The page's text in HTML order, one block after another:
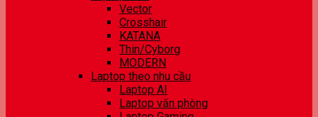
Vector
Crosshair
KATANA
Thin/Cyborg
MODERN
Laptop theo nhu cầu
Laptop AI
Laptop văn phòng